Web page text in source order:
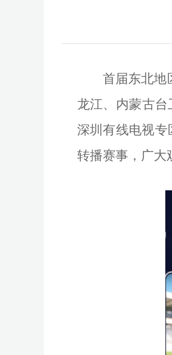
首届东北地
龙江、内蒙古
深圳有线电视专
转播赛事，广大